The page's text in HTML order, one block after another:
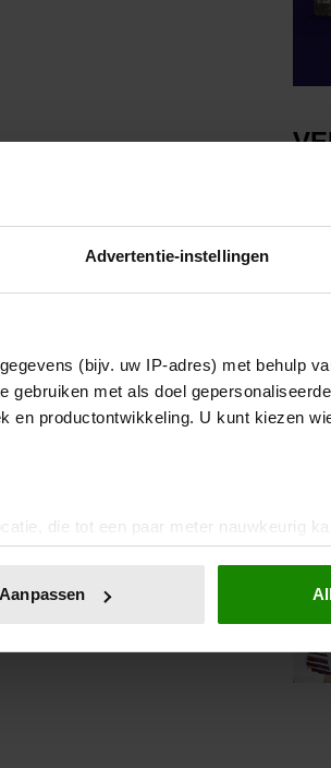
Advertentie-instellingen
(bijv. uw IP-adres) met behulp
gebruiken met als doel
en productontwikkeling. U kunt kiezen
die tot een paar meter nauwkeurig
op specifieke eigenschappen
Cookieverklaring.
om functies voor social
over uw gebruik van onze site met onze
van hun services. U gaat
Aanpassen